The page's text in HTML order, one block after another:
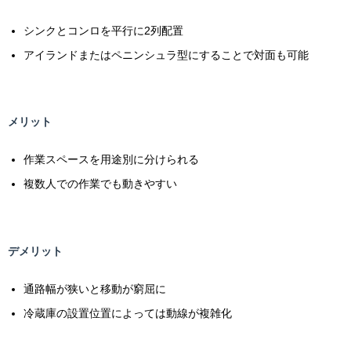
シンクとコンロを平行に2列配置
アイランドまたはペニンシュラ型にすることで対面も可能
メリット
作業スペースを用途別に分けられる
複数人での作業でも動きやすい
デメリット
通路幅が狭いと移動が窮屈に
冷蔵庫の設置位置によっては動線が複雑化